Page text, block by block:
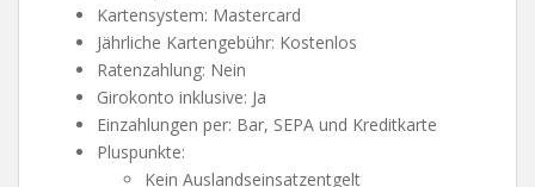
Kartensystem: Mastercard
Jährliche Kartengebühr: Kostenlos
Ratenzahlung: Nein
Girokonto inklusive: Ja
Einzahlungen per: Bar, SEPA und Kreditkarte
Pluspunkte:
Kein Auslandseinsatzentgelt